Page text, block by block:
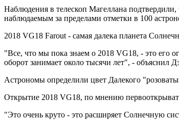
Наблюдения в телескоп Магеллана
наблюдаемым за пределами отметки в 100
2018 VG18 Farout - самая далека планета
"Все, что мы пока знаем о 2018 VG18, - это его
оборот занимает около тысячи лет", - объяснил
Астрономы определили цвет Далекого
Открытие 2018 VG18, по мнению
"Это очень круто - это расширяет Солнечную